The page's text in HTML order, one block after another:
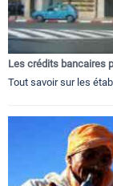
Les crédits bancaires
Tout savoir sur les